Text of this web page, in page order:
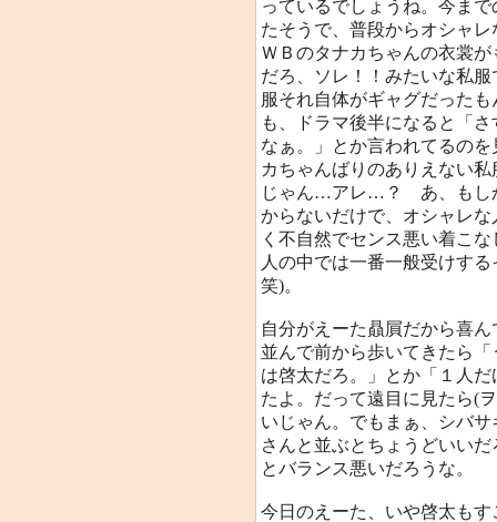
っているでしょうね。今ま
たそうで、普段からオシャ
ＷＢのタナカちゃんの衣裳
だろ、ソレ！！みたいな私
服それ自体がギャグだった
も、ドラマ後半になると「
なぁ。」とか言われてるの
カちゃんばりのありえない
じゃん…アレ…？ あ、もし
からないだけで、オシャレ
く不自然でセンス悪い着こ
人の中では一番一般受けす
笑)。
自分がえーた贔屓だから喜
並んで前から歩いてきたら
は啓太だろ。」とか「１人
たよ。だって遠目に見たら(
いじゃん。でもまぁ、シバ
さんと並ぶとちょうどいい
とバランス悪いだろうな。
今日のえーた、いや啓太も